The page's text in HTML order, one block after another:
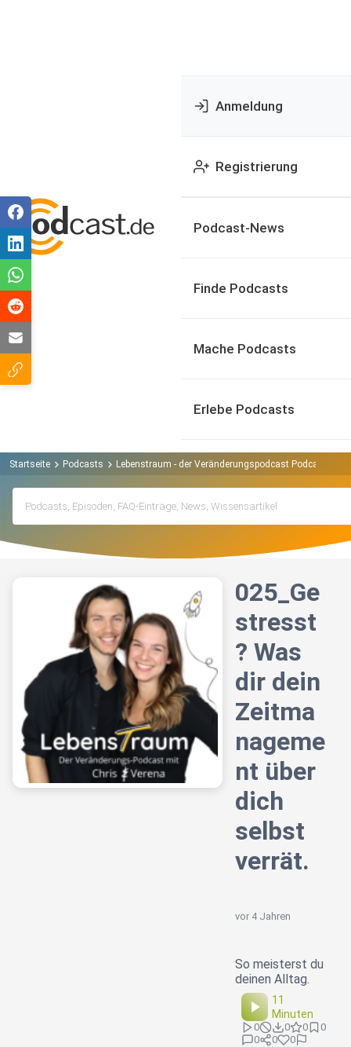
Anmeldung
Registrierung
Podcast-News
Finde Podcasts
Mache Podcasts
Erlebe Podcasts
Startseite Podcasts Lebenstraum - der Veränderungspodcast Podcast
025_Ge
stresst
? Was
dir dein
Zeitma
nageme
nt über
dich
selbst
verrät.
vor 4 Jahren
So meisterst du
deinen Alltag.
11
Minuten
0 0 0
0
0
0 0